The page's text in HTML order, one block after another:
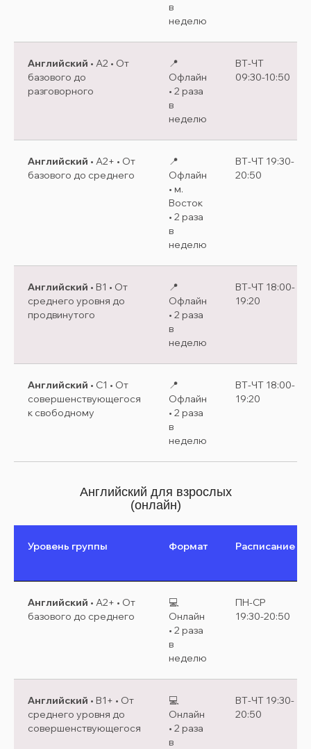
в
неделю
Английский • A2 • От
базового до
разговорного
📍
Офлайн
• 2 раза
в
неделю
ВТ-ЧТ
09:30-10:50
Английский • A2+ • От
базового до среднего
📍
Офлайн
• м.
Восток
• 2 раза
в
неделю
ВТ-ЧТ 19:30-
20:50
Английский • B1 • От
среднего уровня до
продвинутого
📍
Офлайн
• 2 раза
в
неделю
ВТ-ЧТ 18:00-
19:20
Английский • C1 • От
совершенствующегося
к свободному
📍
Офлайн
• 2 раза
в
неделю
ВТ-ЧТ 18:00-
19:20
Английский для взрослых
(онлайн)
Уровень группы Формат Расписание
Английский • A2+ • От
базового до среднего
💻
Онлайн
• 2 раза
в
неделю
ПН-СР
19:30-20:50
Английский • B1+ • От
среднего уровня до
совершенствующегося
💻
Онлайн
• 2 раза
в
ВТ-ЧТ 19:30-
20:50